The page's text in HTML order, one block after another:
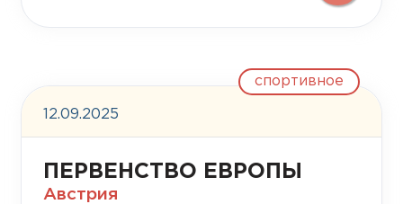
12.09.2025
спортивное
ПЕРВЕНСТВО ЕВРОПЫ
Австрия